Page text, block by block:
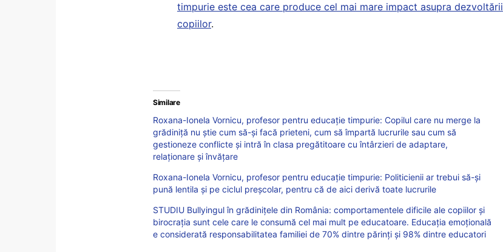
timpurie este cea care produce cel mai mare impact asupra dezvoltării
copiilor.
Similare
Roxana-Ionela Vornicu, profesor pentru educație timpurie: Copilul care nu merge la
grădiniță nu știe cum să-și facă prieteni, cum să împartă lucrurile sau cum să
gestioneze conflicte și intră în clasa pregătitoare cu întârzieri de adaptare,
relaționare și învățare
Roxana-Ionela Vornicu, profesor pentru educație timpurie: Politicienii ar trebui să-și
pună lentila și pe ciclul preșcolar, pentru că de aici derivă toate lucrurile
STUDIU Bullyingul în grădinițele din România: comportamentele dificile ale copiilor și
birocrația sunt cele care le consumă cel mai mult pe educatoare. Educația emoțională
e considerată responsabilitatea familiei de 70% dintre părinți și 98% dintre educatori